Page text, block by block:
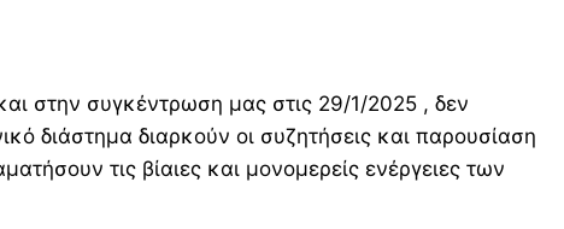
στην συγκέντρωση μας στις 29/1/2025 , δεν
διάστημα διαρκούν οι συζητήσεις και παρουσίαση
τις βίαιες και μονομερείς ενέργειες των